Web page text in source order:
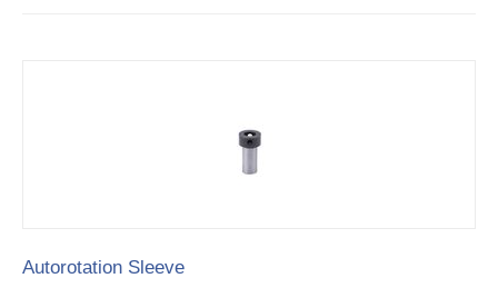
Autorotation Sleeve